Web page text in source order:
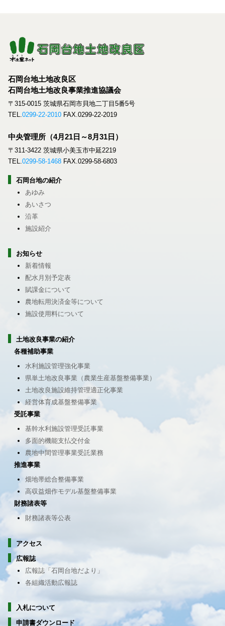
石岡台地土地改良区
石岡台地土地改良事業推進協議会
〒315-0015 茨城県石岡市貝地二丁目5番5号
TEL.0299-22-2010 FAX.0299-22-2019
中央管理所（4月21日～8月31日）
〒311-3422 茨城県小美玉市中延2219
TEL.0299-58-1468 FAX.0299-58-6803
石岡台地の紹介
あゆみ
あいさつ
沿革
施設紹介
お知らせ
新着情報
配水月別予定表
賦課金について
農地転用決済金等について
施設使用料について
土地改良事業の紹介
各種補助事業
水利施設管理強化事業
県単土地改良事業（農業生産基盤整備事業）
土地改良施設維持管理適正化事業
経営体育成基盤整備事業
受託事業
基幹水利施設管理受託事業
多面的機能支払交付金
農地中間管理事業受託業務
推進事業
畑地帯総合整備事業
高収益畑作モデル基盤整備事業
財務諸表等
財務諸表等公表
アクセス
広報誌
広報誌「石岡台地だより」
各組織活動広報誌
入札について
申請書ダウンロード